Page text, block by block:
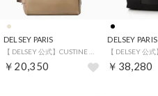
DELSEY PARIS
￥20,350
DELSEY PARIS
￥38,280